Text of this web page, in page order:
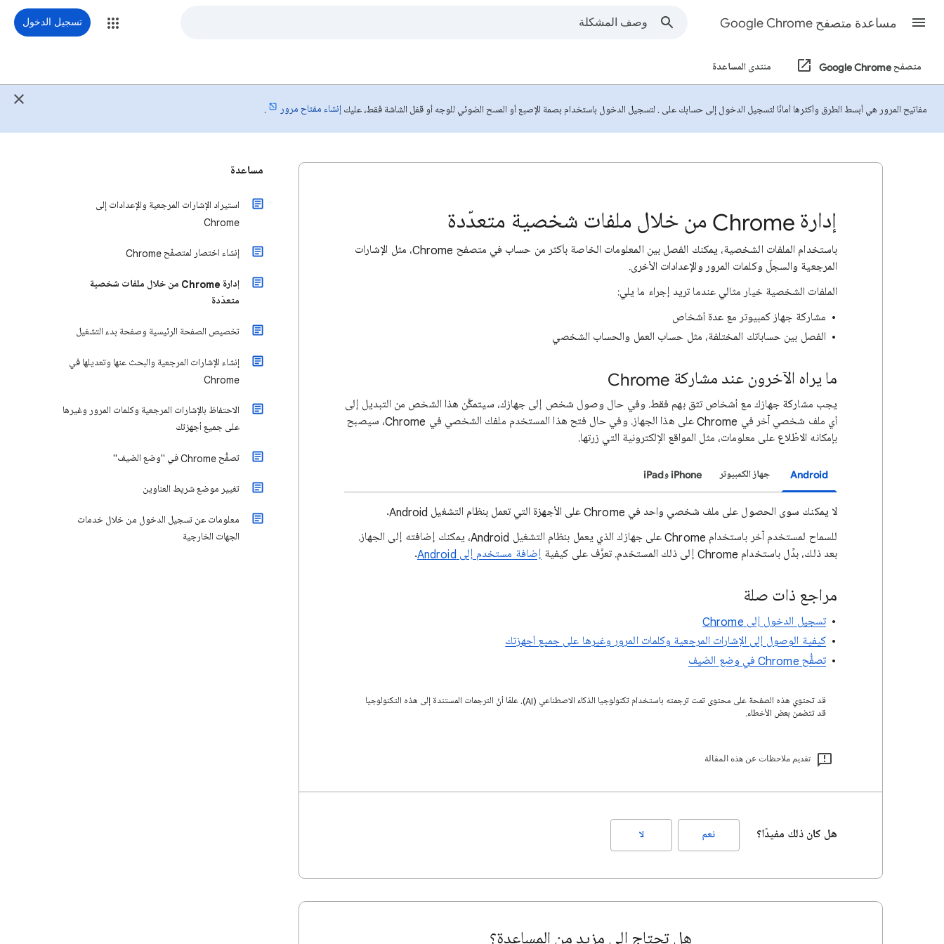
مساعدة متصفح Google Chrome تسجيل الدخول
متصفح Google Chrome منتدى المساعدة
مفاتيح المرور هي أبسط الطرق وأكثرها أمانًا لتسجيل الدخول إلى حسابك على . لتسجيل الدخول باستخدام بصمة الإصبع أو المسح الضوئي للوجه أو قفل الشاشة فقط، عليك إنشاء مفتاح مرور .
إدارة Chrome من خلال ملفات شخصية متعدّدة
باستخدام الملفات الشخصية، يمكنك الفصل بين المعلومات الخاصة بأكثر من حساب في متصفح Chrome، مثل الإشارات
المرجعية والسجلّ وكلمات المرور والإعدادات الأخرى.
الملفات الشخصية خيار مثالي عندما تريد إجراء ما يلي:
مشاركة جهاز كمبيوتر مع عدة أشخاص
الفصل بين حساباتك المختلفة، مثل حساب العمل والحساب الشخصي
ما يراه الآخرون عند مشاركة Chrome
يجب مشاركة جهازك مع أشخاص تثق بهم فقط. وفي حال وصول شخص إلى جهازك، سيتمكَّن هذا الشخص من التبديل إلى
أي ملف شخصي آخر في Chrome على هذا الجهاز. وفي حال فتح هذا المستخدم ملفك الشخصي في Chrome، سيصبح
بإمكانه الاطّلاع على معلومات، مثل المواقع الإلكترونية التي زرتها.
Android جهاز الكمبيوتر iPhone وiPad
لا يمكنك سوى الحصول على ملف شخصي واحد في Chrome على الأجهزة التي تعمل بنظام التشغيل Android.
للسماح لمستخدم آخر باستخدام Chrome على جهازك الذي يعمل بنظام التشغيل Android، يمكنك إضافته إلى الجهاز.
بعد ذلك، بدِّل باستخدام Chrome إلى ذلك المستخدم. تعرَّف على كيفية
إضافة مستخدم إلى Android .
مراجع ذات صلة
تسجيل الدخول إلى Chrome
كيفية الوصول إلى الإشارات المرجعية وكلمات المرور وغيرها على جميع أجهزتك
تصفُّح Chrome في وضع الضيف
قد تحتوي هذه الصفحة على محتوى تمت ترجمته باستخدام تكنولوجيا الذكاء الاصطناعي (AI). علمًا أنّ الترجمات المستندة إلى هذه التكنولوجيا
قد تتضمن بعض الأخطاء.
تقديم ملاحظات عن هذه المقالة
هل كان ذلك مفيدًا؟ نعم لا
هل تحتاج إلى مزيد من المساعدة؟
مساعدة
استيراد الإشارات المرجعية والإعدادات إلى
Chrome
إنشاء اختصار لمتصفّح Chrome
إدارة Chrome من خلال ملفات شخصية
متعدّدة
تخصيص الصفحة الرئيسية وصفحة بدء التشغيل
إنشاء الإشارات المرجعية والبحث عنها وتعديلها في
Chrome
الاحتفاظ بالإشارات المرجعية وكلمات المرور وغيرها
على جميع أجهزتك
تصفُّح Chrome في "وضع الضيف"
تغيير موضع شريط العناوين
معلومات عن تسجيل الدخول من خلال خدمات
الجهات الخارجية